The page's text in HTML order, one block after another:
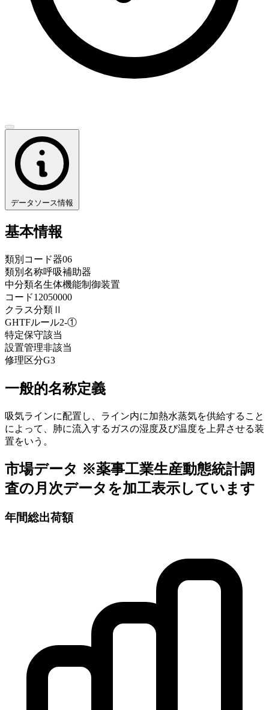
データソース情報
基本情報
類別コード器06
類別名称呼吸補助器
中分類名生体機能制御装置
コード12050000
クラス分類 Ⅱ
GHTFルール2-①
特定保守該当
設置管理非該当
修理区分G3
一般的名称定義
吸気ラインに配置し、ライン内に加熱水蒸気を供給すること
によって、肺に流入するガスの湿度及び温度を上昇させる装
置をいう。
市場データ ※薬事工業生産動態統計調
査の月次データを加工表示しています
年間総出荷額